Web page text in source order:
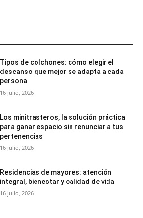
Tipos de colchones: cómo elegir el
descanso que mejor se adapta a cada
persona
16 julio, 2026
Los minitrasteros, la solución práctica
para ganar espacio sin renunciar a tus
pertenencias
16 julio, 2026
Residencias de mayores: atención
integral, bienestar y calidad de vida
16 julio, 2026